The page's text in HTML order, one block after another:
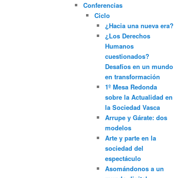
Conferencias
Ciclo
¿Hacia una nueva era?
¿Los Derechos
Humanos
cuestionados?
Desafíos en un mundo
en transformación
1º Mesa Redonda
sobre la Actualidad en
la Sociedad Vasca
Arrupe y Gárate: dos
modelos
Arte y parte en la
sociedad del
espectáculo
Asomándonos a un